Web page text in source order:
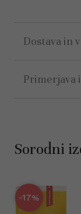
Dostava in
Primerjava
Sorodni
-17%